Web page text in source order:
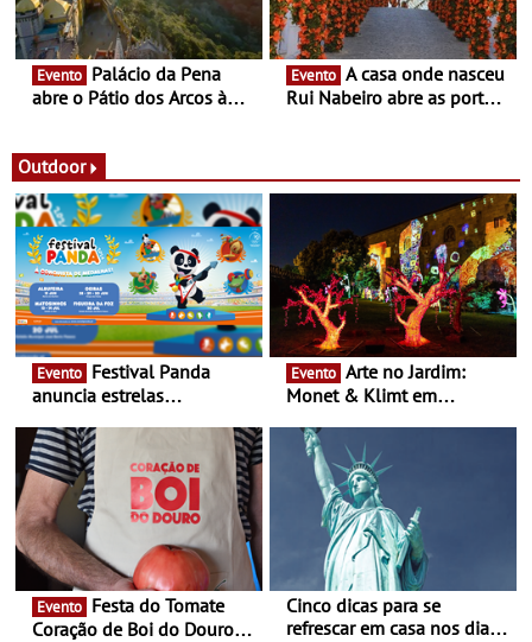
Evento
abre o Pátio dos Arcos à
Evento
Rui Nabeiro abre as portas
16 de agosto
Outdoor
Evento
anuncia estrelas
- Entre Junho e Julho pelo
país
Evento
Monet & Klimt em
ao final de Setembro -
Experiência luminosa no
jardim do Museu de
Alberto Sampaio
Evento
Coração de Boi do Douro -
Cinco dicas para se
refrescar em casa nos dias